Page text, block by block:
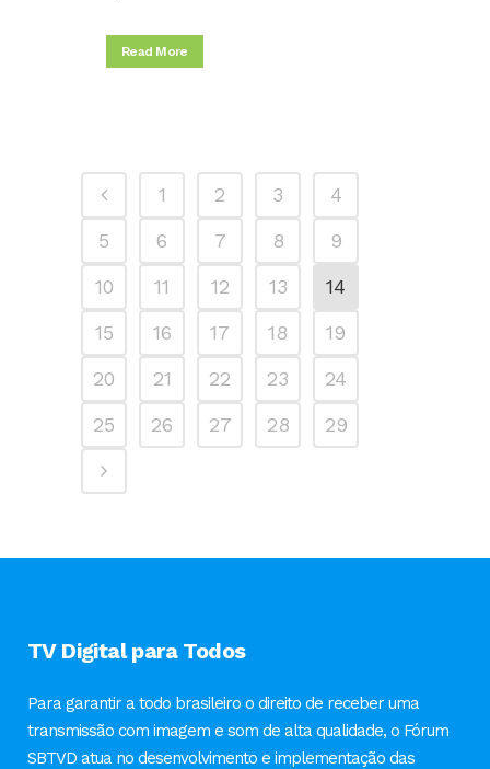
Read More
1 2 3
4
5
6 7 8
9
10
11 12 13
14
15
16 17 18
19
20
21 22 23
24
25
26 27 28 29
TV Digital para Todos
Para garantir a todo brasileiro o direito de receber uma
transmissão com imagem e som de alta qualidade, o Fórum
SBTVD atua no desenvolvimento e implementação das